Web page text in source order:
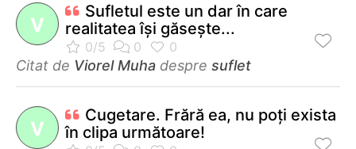
V
Sufletul este un dar în care
realitatea îşi găseşte...
Citat de Viorel Muha despre suflet
V
Cugetare. Frără ea, nu poţi exista
în clipa următoare!